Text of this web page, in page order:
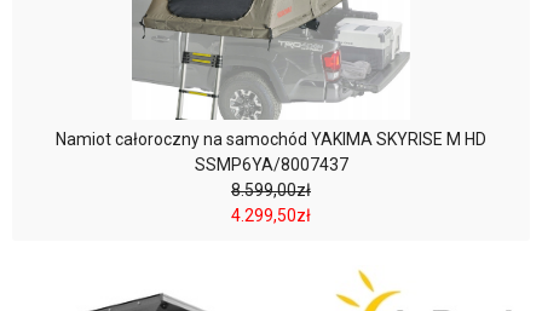
Namiot całoroczny na samochód YAKIMA SKYRISE M HD
SSMP6YA/8007437
8.599,00zł
4.299,50zł